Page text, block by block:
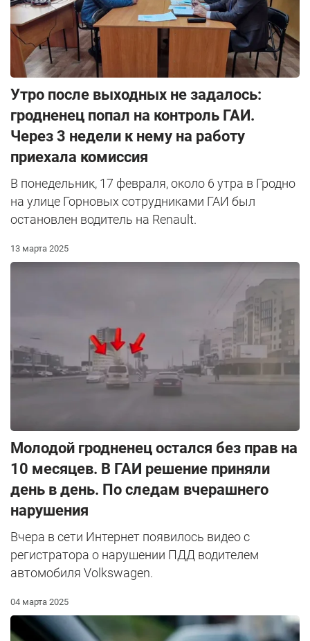
Утро после выходных не задалось:
гродненец попал на контроль ГАИ.
Через 3 недели к нему на работу
приехала комиссия
В понедельник, 17 февраля, около 6 утра в Гродно
на улице Горновых сотрудниками ГАИ был
остановлен водитель на Renault.
13 марта 2025
Молодой гродненец остался без прав на
10 месяцев. В ГАИ решение приняли
день в день. По следам вчерашнего
нарушения
Вчера в сети Интернет появилось видео с
регистратора о нарушении ПДД водителем
автомобиля Volkswagen.
04 марта 2025